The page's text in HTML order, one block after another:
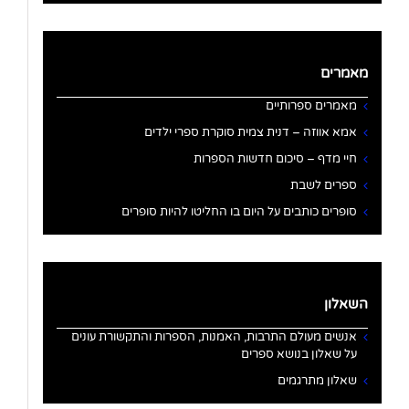
מאמרים
מאמרים ספרותיים
אמא אווזה – דנית צמית סוקרת ספרי ילדים
חיי מדף – סיכום חדשות הספרות
ספרים לשבת
סופרים כותבים על היום בו החליטו להיות סופרים
השאלון
אנשים מעולם התרבות, האמנות, הספרות והתקשורת עונים
על שאלון בנושא ספרים
שאלון מתרגמים